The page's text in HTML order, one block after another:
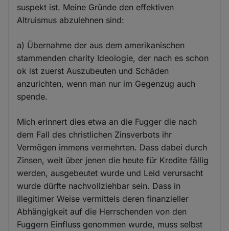
suspekt ist. Meine Gründe den effektiven
Altruismus abzulehnen sind:
a) Übernahme der aus dem amerikanischen
stammenden charity Ideologie, der nach es schon
ok ist zuerst Auszubeuten und Schäden
anzurichten, wenn man nur im Gegenzug auch
spende.
Mich erinnert dies etwa an die Fugger die nach
dem Fall des christlichen Zinsverbots ihr
Vermögen immens vermehrten. Dass dabei durch
Zinsen, weit über jenen die heute für Kredite fällig
werden, ausgebeutet wurde und Leid verursacht
wurde dürfte nachvollziehbar sein. Dass in
illegitimer Weise vermittels deren finanzieller
Abhängigkeit auf die Herrschenden von den
Fuggern Einfluss genommen wurde, muss selbst